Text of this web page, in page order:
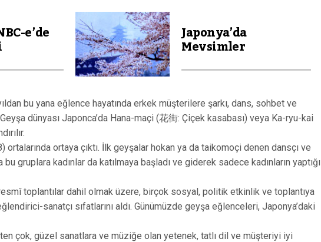
e’de Japonya’da
Mevsimler
bu yana eğlence hayatında erkek müşterilere şarkı, dans, sohbet ve
dünyası Japonca’da Hana-maçi (花街: Çiçek kasabası) veya Ka-ryu-kai
ortaya çıktı. İlk geyşalar hokan ya da taikomoçi denen dansçı ve
gruplara kadınlar da katılmaya başladı ve giderek sadece kadınların yaptığı
toplantılar dahil olmak üzere, birçok sosyal, politik etkinlik ve toplantıya
sanatçı sıfatlarını aldı. Günümüzde geyşa eğlenceleri, Japonya’daki
çok, güzel sanatlara ve müziğe olan yetenek, tatlı dil ve müşteriyi iyi